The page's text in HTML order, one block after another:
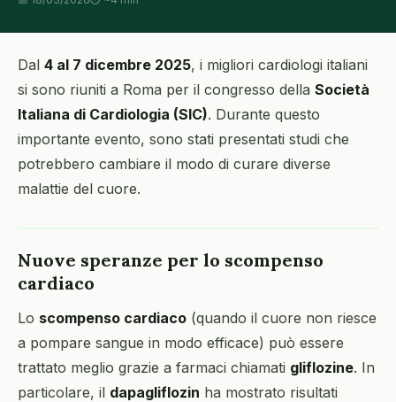
Dal 4 al 7 dicembre 2025, i migliori cardiologi italiani
si sono riuniti a Roma per il congresso della Società
Italiana di Cardiologia (SIC). Durante questo
importante evento, sono stati presentati studi che
potrebbero cambiare il modo di curare diverse
malattie del cuore.
Nuove speranze per lo scompenso
cardiaco
Lo scompenso cardiaco (quando il cuore non riesce
a pompare sangue in modo efficace) può essere
trattato meglio grazie a farmaci chiamati gliflozine. In
particolare, il dapagliflozin ha mostrato risultati